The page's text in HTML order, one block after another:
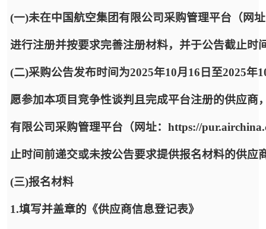
(一)未在中国航空集团有限公司采购管理平台（网
进行注册并按要求完善注册材料，并于公告截止时
(二)采购公告发布时间为2025年10月16日至2025
愿参加本项目竞争性谈判且完成平台注册的供应
有限公司采购管理平台（网址：https://
止时间前递交或未按公告要求提供报名材料的供
(三)报名材料
1.填写并盖章的《供应商信息登记表》